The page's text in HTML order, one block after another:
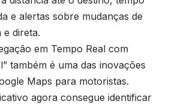
e alertas sobre mudanças de
direta.
em Tempo Real com
também é uma das inovações
Maps para motoristas.
agora consegue identificar